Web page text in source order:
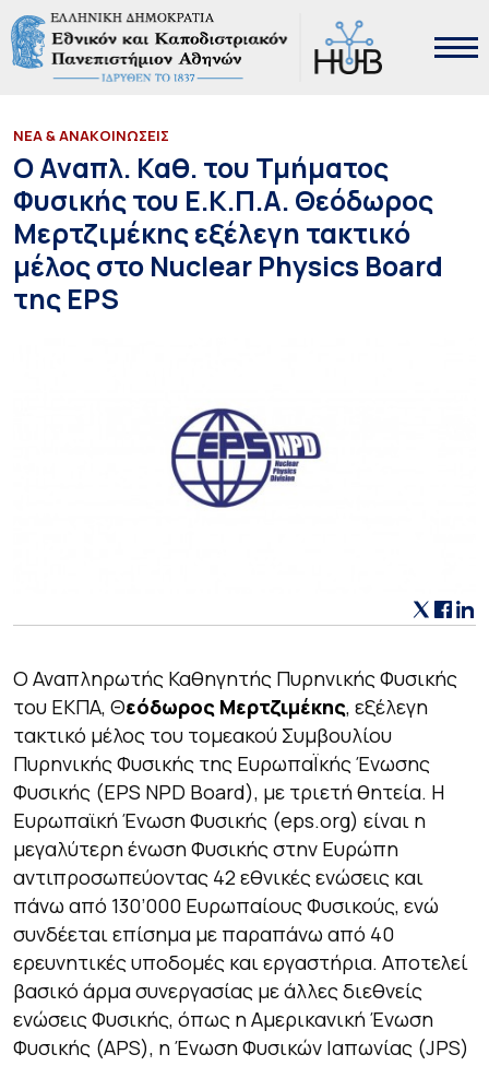
ΝΕΑ & ΑΝΑΚΟΙΝΩΣΕΙΣ
Ο Αναπλ. Καθ. του Τμήματος
Φυσικής του Ε.Κ.Π.Α. Θεόδωρος
Μερτζιμέκης εξέλεγη τακτικό
μέλος στο Nuclear Physics Board
της EPS
Ο Αναπληρωτής Καθηγητής Πυρηνικής Φυσικής
του ΕΚΠΑ, Θεόδωρος Μερτζιμέκης, εξέλεγη
τακτικό μέλος του τομεακού Συμβουλίου
Πυρηνικής Φυσικής της ΕυρωπαΪκής Ένωσης
Φυσικής (EPS NPD Board), με τριετή θητεία. Η
Ευρωπαϊκή Ένωση Φυσικής (eps.org) είναι η
μεγαλύτερη ένωση Φυσικής στην Ευρώπη
αντιπροσωπεύοντας 42 εθνικές ενώσεις και
πάνω από 130’000 Ευρωπαίους Φυσικούς, ενώ
συνδέεται επίσημα με παραπάνω από 40
ερευνητικές υποδομές και εργαστήρια. Αποτελεί
βασικό άρμα συνεργασίας με άλλες διεθνείς
ενώσεις Φυσικής, όπως η Αμερικανική Ένωση
Φυσικής (APS), η Ένωση Φυσικών Ιαπωνίας (JPS)